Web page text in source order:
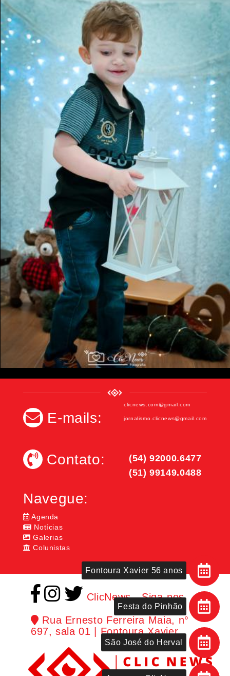
E-mails:
clicnews.com@gmail.com
jornalismo.clicnews@gmail.com
Contato:
(54) 92000.6477
(51) 99149.0488
Navegue:
Agenda
Notícias
Galerias
Colunistas
ClicNews - Siga-nos
Rua Ernesto Ferreira Maia, n°
697, sala 01 | Fontoura Xavier
São José do Herval
Festa do Pinhão
Fontoura Xavier 56 anos